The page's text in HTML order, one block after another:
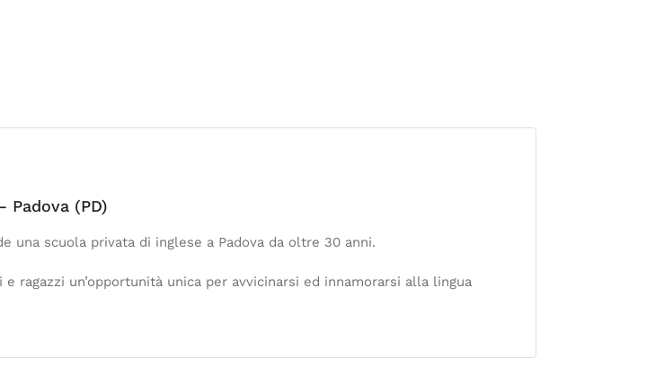
Padova (PD)
una scuola privata di inglese a Padova da oltre 30 anni.
ragazzi un’opportunità unica per avvicinarsi ed innamorarsi alla lingua